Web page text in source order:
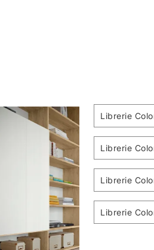
Librerie
Librerie
Librerie
Librerie